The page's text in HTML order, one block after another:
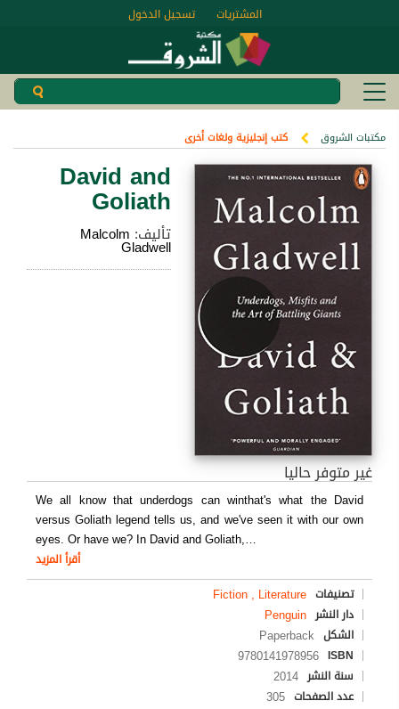
تسجيل الدخول المشتريات
مكتبات الشروق كتب إنجليزية ولغات أخرى
David and
Goliath
تأليف: Malcolm
Gladwell
غير متوفر حاليا
We all know that underdogs can winthat's what the David
versus Goliath legend tells us, and we've seen it with our own
eyes. Or have we? In David and Goliath,…
أقرأ المزيد
تصنيفات Fiction , Literature
دار النشر Penguin
الشكل Paperback
ISBN
9780141978956
سنة النشر 2014
عدد الصفحات 305